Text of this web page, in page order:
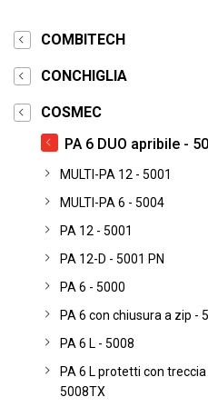
COMBITECH
CONCHIGLIA
COSMEC
PA 6 DUO apribile -
MULTI-PA 12 - 5001
MULTI-PA 6 - 5004
PA 12 - 5001
PA 12-D - 5001 PN
PA 6 - 5000
PA 6 con chiusura a zip -
PA 6 L - 5008
PA 6 L protetti con treccia
5008TX